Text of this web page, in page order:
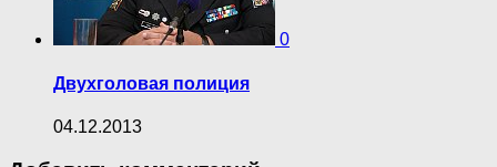
0
Двухголовая полиция
04.12.2013